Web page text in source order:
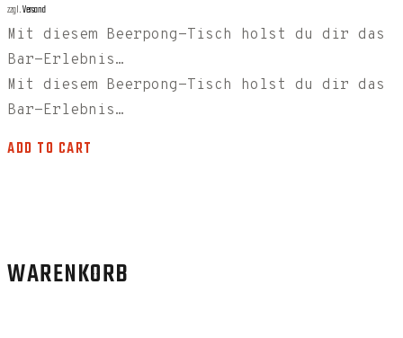
zzgl.Versand
Mit diesem Beerpong-Tisch holst du dir das
Bar-Erlebnis…
Mit diesem Beerpong-Tisch holst du dir das
Bar-Erlebnis…
ADD TO CART
WARENKORB